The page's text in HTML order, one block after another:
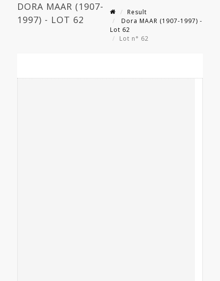
DORA MAAR (1907-
1997) - LOT 62
Result
Dora MAAR (1907-1997) -
Lot 62
Lot n° 62